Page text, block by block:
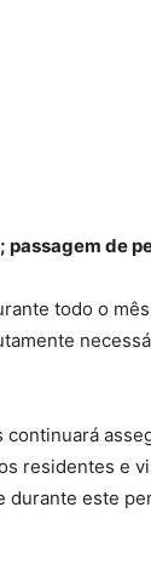
de
todo o
residentes e
durante este